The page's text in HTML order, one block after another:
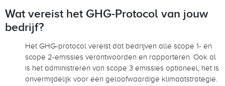
Wat vereist het GHG-Protocol van jouw
bedrijf?
Het GHG-protocol vereist dat bedrijven alle scope 1- en
scope 2-emissies verantwoorden en rapporteren. Ook al
is het administreren van scope 3 emissies optioneel, het is
onvermijdelijk voor een geloofwaardige klimaatstrategie.